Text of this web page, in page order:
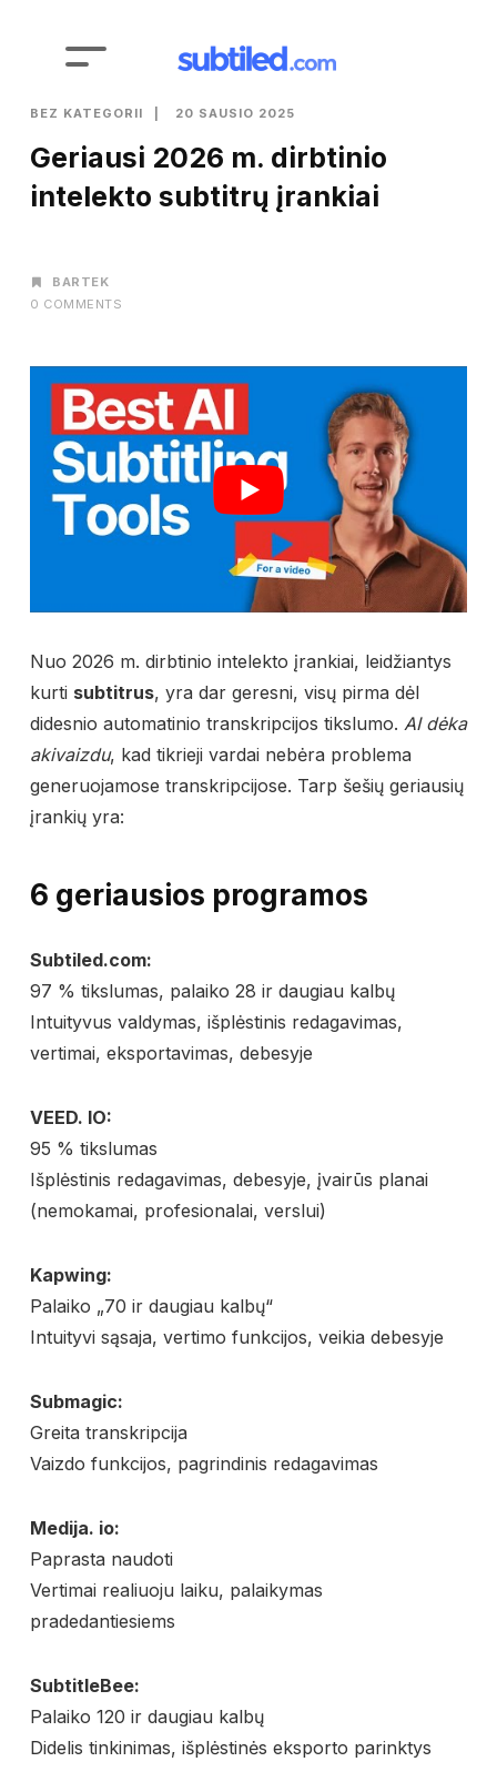
BEZ KATEGORII 20 SAUSIO 2025
Geriausi 2026 m. dirbtinio
intelekto subtitrų įrankiai
AUTHOR
BARTEK
0 COMMENTS
Nuo 2026 m. dirbtinio intelekto įrankiai, leidžiantys
kurti subtitrus, yra dar geresni, visų pirma dėl
didesnio automatinio transkripcijos tikslumo. AI dėka
akivaizdu, kad tikrieji vardai nebėra problema
generuojamose transkripcijose. Tarp šešių geriausių
įrankių yra:
6 geriausios programos
Subtiled.com:
97 % tikslumas, palaiko 28 ir daugiau kalbų
Intuityvus valdymas, išplėstinis redagavimas,
vertimai, eksportavimas, debesyje
VEED. IO:
95 % tikslumas
Išplėstinis redagavimas, debesyje, įvairūs planai
(nemokamai, profesionalai, verslui)
Kapwing:
Palaiko „70 ir daugiau kalbų“
Intuityvi sąsaja, vertimo funkcijos, veikia debesyje
Submagic:
Greita transkripcija
Vaizdo funkcijos, pagrindinis redagavimas
Medija. io:
Paprasta naudoti
Vertimai realiuoju laiku, palaikymas
pradedantiesiems
SubtitleBee:
Palaiko 120 ir daugiau kalbų
Didelis tinkinimas, išplėstinės eksporto parinktys